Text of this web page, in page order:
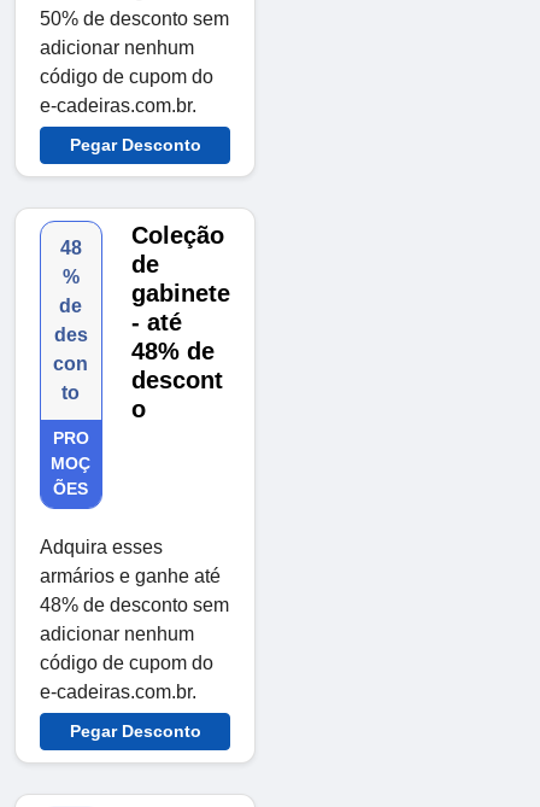
50% de desconto sem
adicionar nenhum
código de cupom do
e-cadeiras.com.br.
Pegar Desconto
48
%
de
des
con
to
PRO
MOÇ
ÕES
Coleção
de
gabinete
- até
48% de
descont
o
Adquira esses
armários e ganhe até
48% de desconto sem
adicionar nenhum
código de cupom do
e-cadeiras.com.br.
Pegar Desconto